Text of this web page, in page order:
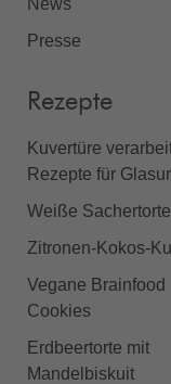
Presse
Rezepte
Kuvertüre
Rezepte für
Weiße Sachertorte
Zitronen-Kokos-
Vegane Brainfood
Cookies
Erdbeertorte mit
Mandelbiskuit